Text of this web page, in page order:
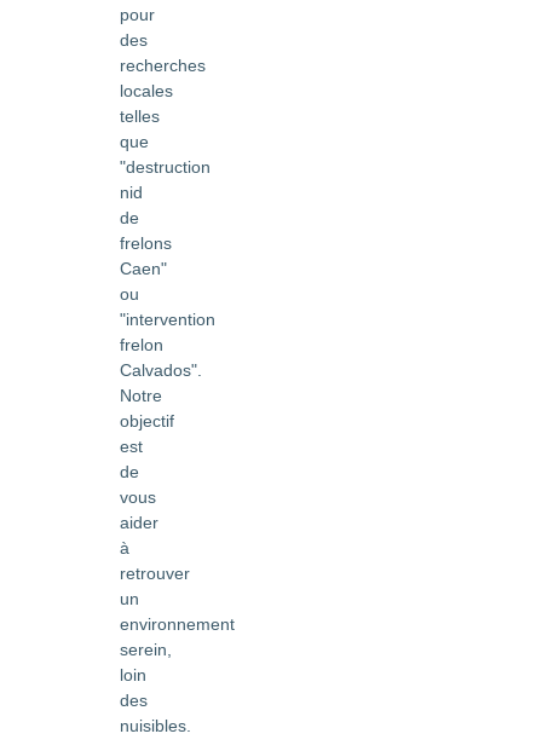
pour
des
recherches
locales
telles
que
"destruction
nid
de
frelons
Caen"
ou
"intervention
frelon
Calvados".
Notre
objectif
est
de
vous
aider
à
retrouver
un
environnement
serein,
loin
des
nuisibles.